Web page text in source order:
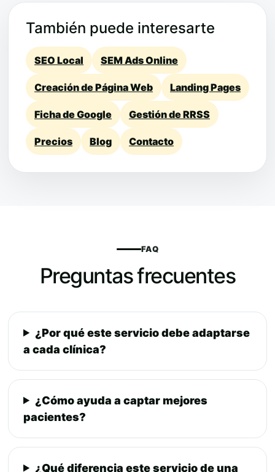
También puede interesarte
SEO Local SEM Ads Online
Creación de Página Web Landing Pages
Ficha de Google Gestión de RRSS
Precios Blog Contacto
FAQ
Preguntas frecuentes
¿Por qué este servicio debe adaptarse
a cada clínica?
¿Cómo ayuda a captar mejores
pacientes?
¿Qué diferencia este servicio de una